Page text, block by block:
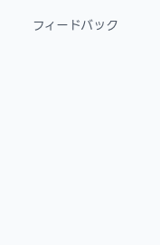
フィードバック